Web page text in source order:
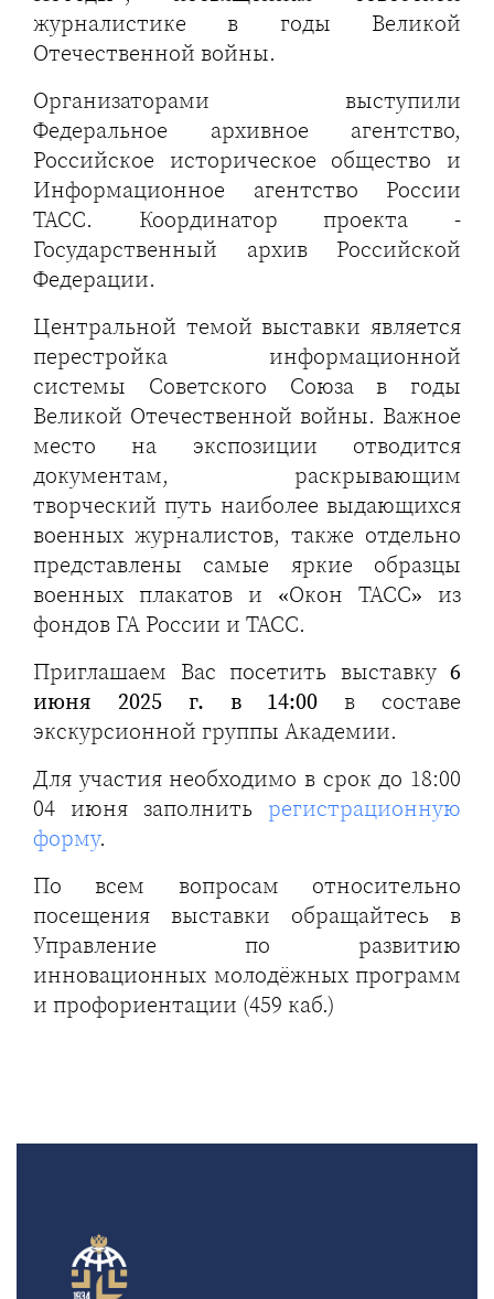
журналистике в годы Великой
Отечественной войны.
Организаторами выступили
Федеральное архивное агентство,
Российское историческое общество и
Информационное агентство России
ТАСС. Координатор проекта -
Государственный архив Российской
Федерации.
Центральной темой выставки является
перестройка информационной
системы Советского Союза в годы
Великой Отечественной войны. Важное
место на экспозиции отводится
документам, раскрывающим
творческий путь наиболее выдающихся
военных журналистов, также отдельно
представлены самые яркие образцы
военных плакатов и «Окон ТАСС» из
фондов ГА России и ТАСС.
Приглашаем Вас посетить выставку 6
июня 2025 г. в 14:00 в составе
экскурсионной группы Академии.
Для участия необходимо в срок до 18:00
04 июня заполнить регистрационную
форму.
По всем вопросам относительно
посещения выставки обращайтесь в
Управление по развитию
инновационных молодёжных программ
и профориентации (459 каб.)